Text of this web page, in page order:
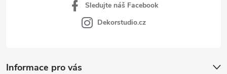
Informace pro vás
Sledujte náš Facebook
Dekorstudio.cz